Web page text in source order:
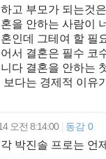
고 부모가 되는것
을 안하는 사람이
인데 그테여 할 필
서 결혼은 필수 코
다 결혼을 안하는
다는 경제적 이유
오전 8:14:00 동감 0
박진솔 프로는 언